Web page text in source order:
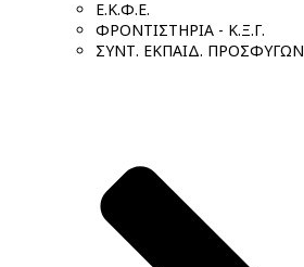
Ε.Κ.Φ.Ε.
ΦΡΟΝΤΙΣΤΗΡΙΑ - Κ.Ξ.Γ.
ΣΥΝΤ. ΕΚΠΑΙΔ. ΠΡΟΣΦΥΓΩΝ